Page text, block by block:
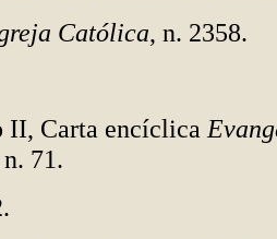
Católica, n. 2358.
II, Carta encíclica
71.